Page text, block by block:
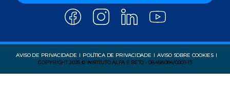
AVISO DE PRIVACIDADE POLÍTICA DE PRIVACIDADE
AVISO SOBRE COOKIES
COPYRIGHT 2025 © INSTITUTO ALFA E BETO - 08.458.084/0001-13